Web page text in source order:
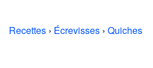
Recettes › Écrevisses › Quiches